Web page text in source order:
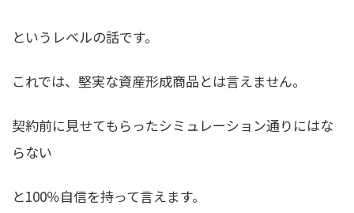
というレベルの話です。
これでは、堅実な資産形成商品とは言えません。
契約前に見せてもらったシミュレーション通りにはな
らない
と100％自信を持って言えます。